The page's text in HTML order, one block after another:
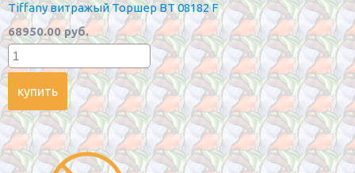
Tiffany витражый Торшер BT 08182 F
68950.00 руб.